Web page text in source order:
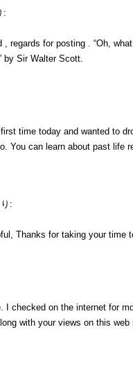
:
regards for posting . “Oh,
by Sir Walter Scott.
time today and wanted to
You can learn about past life
:
Thanks for taking your time
I checked on the internet for
with your views on this web